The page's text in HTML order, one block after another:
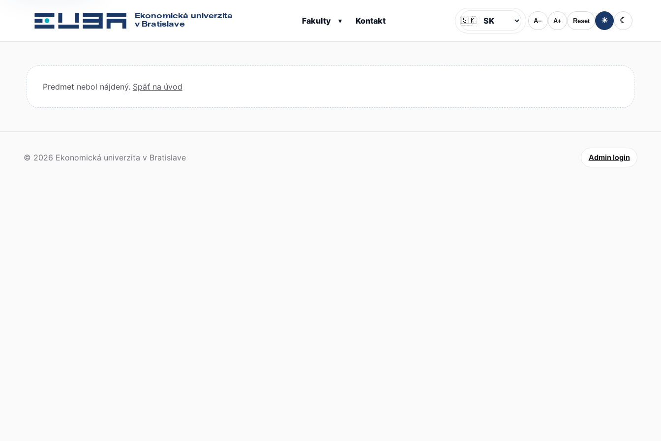
Ekonomická univerzita
v Bratislave
Fakulty ▾ Kontakt Jazyk
🇸🇰 A− A+ Reset ☀ ☾
Predmet nebol nájdený. Späť na úvod
© 2026 Ekonomická univerzita v Bratislave Admin login